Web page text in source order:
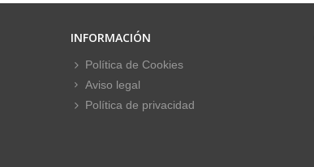
INFORMACIÓN
Política de Cookies
Aviso legal
Política de privacidad